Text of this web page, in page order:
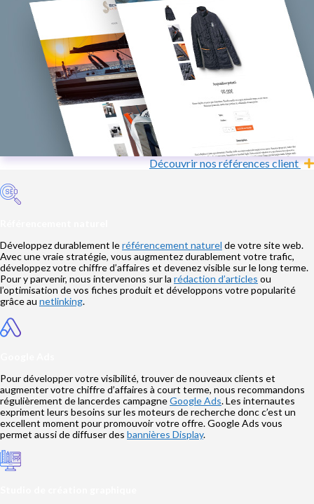
Découvrir nos références client
Développez durablement leréférencement naturel de votre site web.
Avec une vraie stratégie, vous augmentez durablement votre trafic,
développez votre chiffre d’affaires et devenez visible sur le long terme.
Pour y parvenir, nous intervenons sur la rédaction d’articles ou
l’optimisation de vos fiches produit et développons votre popularité
grâce au netlinking.
Pour développer votre visibilité, trouver de nouveaux clients et
augmenter votre chiffre d’affaires à court terme, nous recommandons
régulièrement de lancerdes campagneGoogle Ads. Les internautes
expriment leurs besoins sur les moteurs de recherche donc c’est un
excellent moment pour promouvoir votre offre. Google Ads vous
permet aussi de diffuser des bannières Display.